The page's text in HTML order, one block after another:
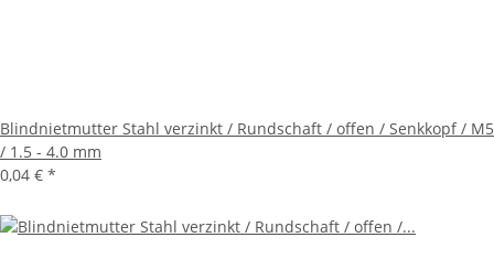
Blindnietmutter Stahl verzinkt / Rundschaft / offen / Senkkopf / M5
/ 1.5 - 4.0 mm
0,04 € *